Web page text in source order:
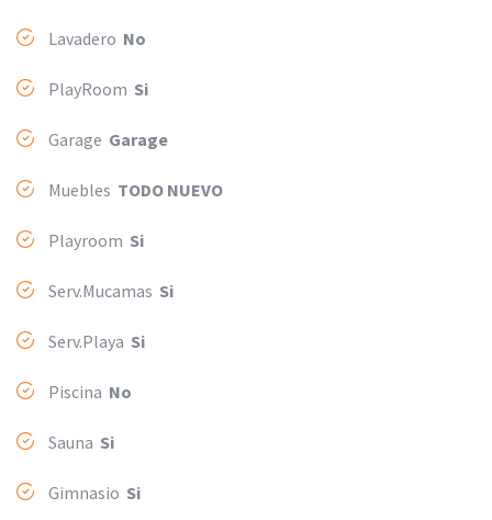
Lavadero No
PlayRoom Si
Garage Garage
Muebles TODO NUEVO
Playroom Si
Serv.Mucamas Si
Serv.Playa Si
Piscina No
Sauna Si
Gimnasio Si